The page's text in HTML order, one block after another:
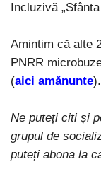
Incluzivă
Amintim că alte
PNRR
(aici amănunte
Ne puteți citi și
grupul de
puteți abona la